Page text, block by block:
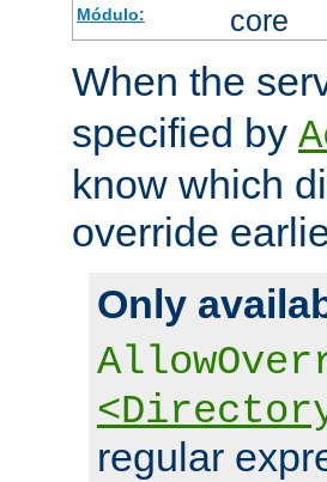
Módulo: core
When the
specified by
know which
override
Only
regular